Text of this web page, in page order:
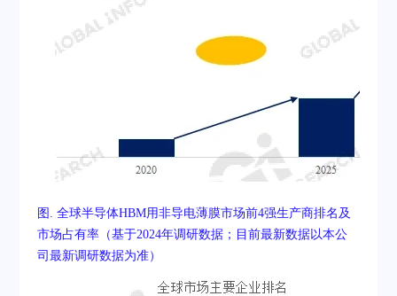
图. 全球半导体HBM用非导电薄膜市场前4强生产商排名及
市场占有率（基于2024年调研数据；目前最新数据以本公
司最新调研数据为准）